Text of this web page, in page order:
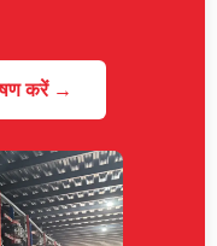
करें →